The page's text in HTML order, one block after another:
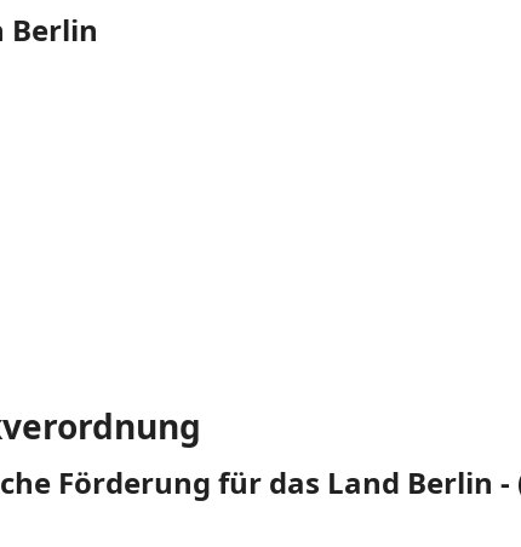
Berlin
Förderung für das Land Berlin